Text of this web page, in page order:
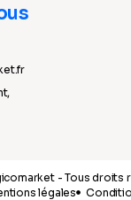
- Tous droits
légales